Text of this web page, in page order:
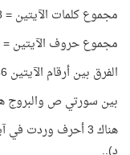
مجموع كلمات الآيتين = 8 كلمات!
مجموع حروف الآيتين = 23 حرفًا بعدد أعوام الوحي!
الفرق بين أرقام الآيتين 46، وهذا العدد = 23 + 23
بين سورتي ص والبروج هناك 46 سورة، وهذا العدد
هناك 3 أحرف